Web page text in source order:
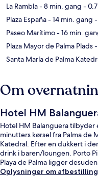
La Rambla- 8 min. gang -
Plaza España- 14 min. gang
Paseo Marítimo- 16 min.
Plaza Mayor de Palma Plads
Santa María de Palma
Om
Hotel HM
Hotel HM Balanguera
minutters kørsel fra Palma de
Katedral. Efter en dukkert i
drink i baren/loungen. Porto
Playa de Palma ligger
Oplysninger om